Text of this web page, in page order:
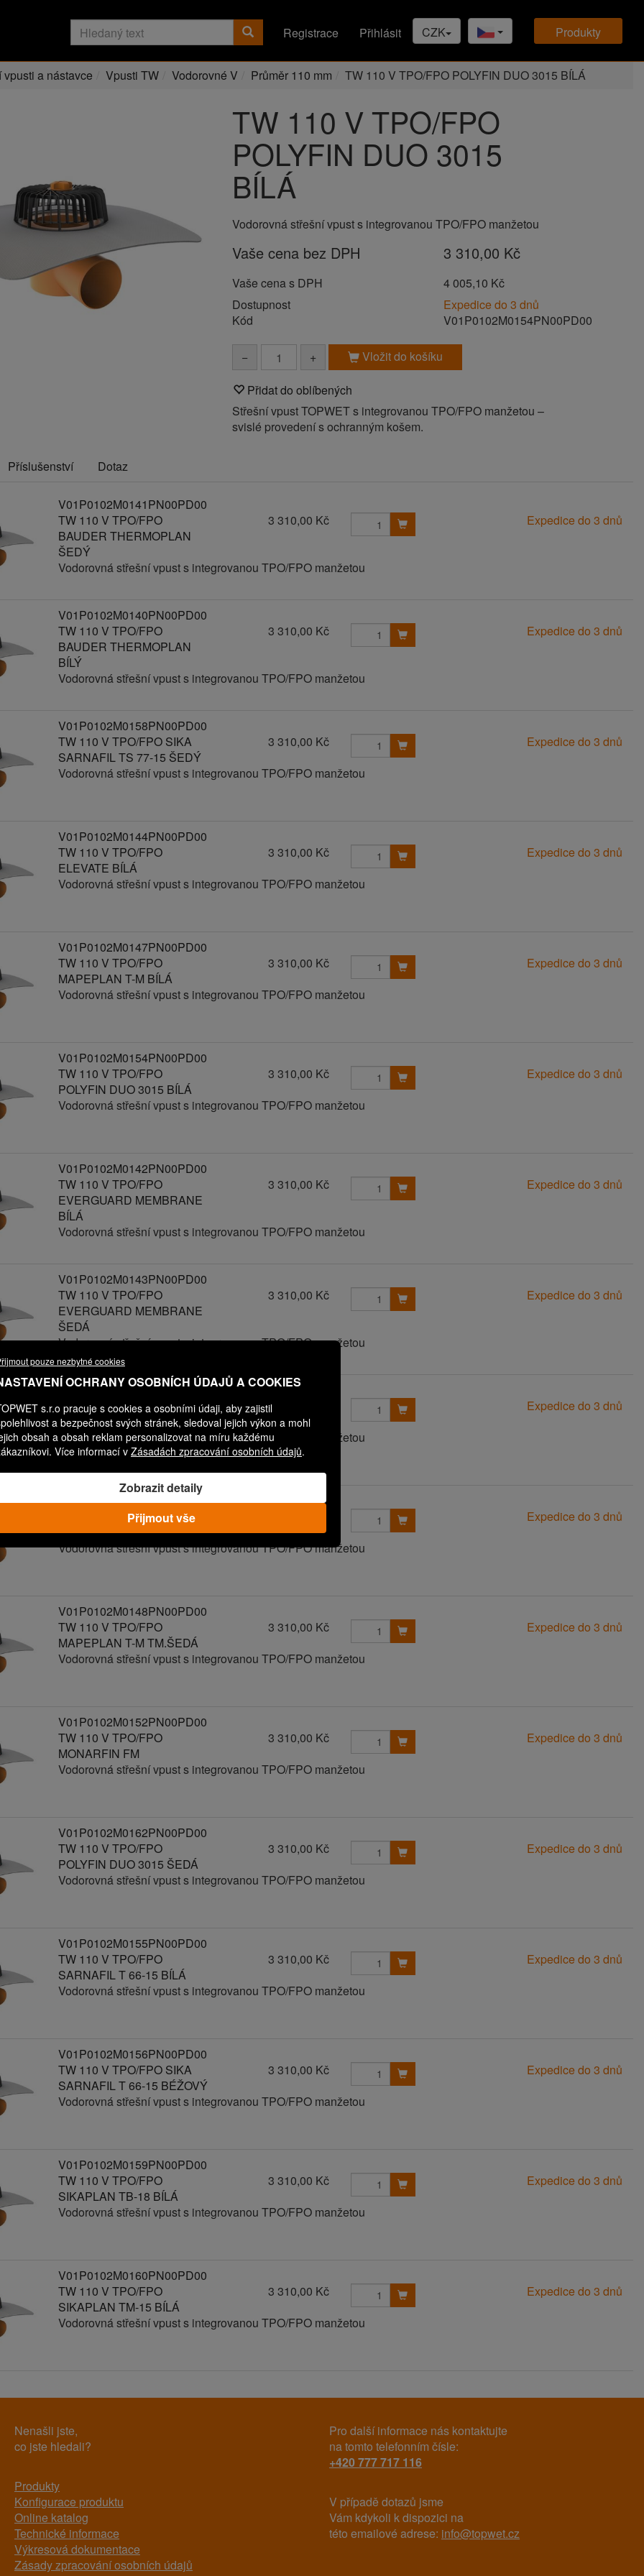
pouze nezbytné cookies
OCHRANY OSOBNÍCH ÚDAJŮ A COOKIES
s.r.o pracuje s cookies a osobními údaji, aby zajistil
a bezpečnost svých stránek, sledoval jejich výkon a mohl
obsah a obsah reklam personalizovat na míru každému
Více informací v Zásadách zpracování osobních údajů.
Zobrazit detaily
Přijmout vše
produkty
CZK
Registrace Přihlásit
vpusti a nástavce Vpusti TW Vodorovné V Průměr 110 mm TW 110 V TPO/FPO POLYFIN DUO 3015 BÍLÁ
TW 110 V TPO/FPO
POLYFIN DUO 3015
BÍLÁ
Vodorovná střešní vpust s integrovanou TPO/FPO manžetou
Vaše cena bez DPH 3 310,00 Kč
Vaše cena s DPH
4 005,10 Kč
Dostupnost
Expedice do 3 dnů
Kód
V01P0102M0154PN00PD00
− + Vložit do košíku
Přidat do oblíbených
Střešní vpust TOPWET s integrovanou TPO/FPO manžetou –
svislé provedení s ochranným košem.
Příslušenství Dotaz
V01P0102M0141PN00PD00
TW 110 V TPO/FPO
BAUDER THERMOPLAN
ŠEDÝ
3 310,00 Kč Expedice do 3 dnů
Vodorovná střešní vpust s integrovanou TPO/FPO manžetou
V01P0102M0140PN00PD00
TW 110 V TPO/FPO
BAUDER THERMOPLAN
BÍLÝ
3 310,00 Kč Expedice do 3 dnů
Vodorovná střešní vpust s integrovanou TPO/FPO manžetou
V01P0102M0158PN00PD00
TW 110 V TPO/FPO SIKA
SARNAFIL TS 77-15 ŠEDÝ
3 310,00 Kč
Expedice do 3 dnů
Vodorovná střešní vpust s integrovanou TPO/FPO manžetou
V01P0102M0144PN00PD00
TW 110 V TPO/FPO
ELEVATE BÍLÁ
3 310,00 Kč
Expedice do 3 dnů
Vodorovná střešní vpust s integrovanou TPO/FPO manžetou
V01P0102M0147PN00PD00
TW 110 V TPO/FPO
MAPEPLAN T-M BÍLÁ
3 310,00 Kč
Expedice do 3 dnů
Vodorovná střešní vpust s integrovanou TPO/FPO manžetou
V01P0102M0154PN00PD00
TW 110 V TPO/FPO
POLYFIN DUO 3015 BÍLÁ
3 310,00 Kč
Expedice do 3 dnů
Vodorovná střešní vpust s integrovanou TPO/FPO manžetou
V01P0102M0142PN00PD00
TW 110 V TPO/FPO
EVERGUARD MEMBRANE
BÍLÁ
3 310,00 Kč Expedice do 3 dnů
Vodorovná střešní vpust s integrovanou TPO/FPO manžetou
V01P0102M0143PN00PD00
TW 110 V TPO/FPO
EVERGUARD MEMBRANE
ŠEDÁ
3 310,00 Kč Expedice do 3 dnů
Vodorovná střešní vpust s integrovanou TPO/FPO manžetou
V01P0102M0163PN00PD00
TW 110 V TPO/FPO
EXTRUPOL O
3 410,00 Kč
Expedice do 3 dnů
Vodorovná střešní vpust s integrovanou TPO/FPO manžetou
V01P0102M0146PN00PD00
TW 110 V TPO/FPO FLAGON
BÉŽOVÝ
Expedice do 3 dnů
Vodorovná střešní vpust s integrovanou TPO/FPO manžetou
V01P0102M0148PN00PD00
TW 110 V TPO/FPO
MAPEPLAN T-M TM.ŠEDÁ
3 310,00 Kč
Expedice do 3 dnů
Vodorovná střešní vpust s integrovanou TPO/FPO manžetou
V01P0102M0152PN00PD00
TW 110 V TPO/FPO
MONARFIN FM
3 310,00 Kč
Expedice do 3 dnů
Vodorovná střešní vpust s integrovanou TPO/FPO manžetou
V01P0102M0162PN00PD00
TW 110 V TPO/FPO
POLYFIN DUO 3015 ŠEDÁ
3 310,00 Kč
Expedice do 3 dnů
Vodorovná střešní vpust s integrovanou TPO/FPO manžetou
V01P0102M0155PN00PD00
TW 110 V TPO/FPO
SARNAFIL T 66-15 BÍLÁ
3 310,00 Kč
Expedice do 3 dnů
Vodorovná střešní vpust s integrovanou TPO/FPO manžetou
V01P0102M0156PN00PD00
TW 110 V TPO/FPO SIKA
SARNAFIL T 66-15 BÉŽOVÝ
3 310,00 Kč
Expedice do 3 dnů
Vodorovná střešní vpust s integrovanou TPO/FPO manžetou
V01P0102M0159PN00PD00
TW 110 V TPO/FPO
SIKAPLAN TB-18 BÍLÁ
3 310,00 Kč
Expedice do 3 dnů
Vodorovná střešní vpust s integrovanou TPO/FPO manžetou
V01P0102M0160PN00PD00
TW 110 V TPO/FPO
SIKAPLAN TM-15 BÍLÁ
3 310,00 Kč
Expedice do 3 dnů
Vodorovná střešní vpust s integrovanou TPO/FPO manžetou
Nenašli jste,
co jste hledali?
Produkty
Konfigurace produktu
Online katalog
Technické informace
Výkresová dokumentace
Zásady zpracování osobních údajů
Pro další informace nás kontaktujte
na tomto telefonním čísle:
+420 777 717 116
V případě dotazů jsme
Vám kdykoli k dispozici na
této emailové adrese: info@topwet.cz